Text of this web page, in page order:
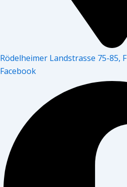
Rödelheimer Landstrasse 75-85,
Facebook